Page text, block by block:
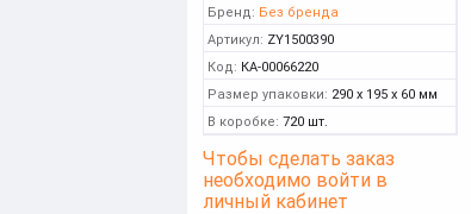
Бренд: Без бренда
Артикул: ZY1500390
Код: КА-00066220
Размер упаковки: 290 x 195 x 60 мм
В коробке: 720 шт.
Чтобы сделать заказ
необходимо войти в
личный кабинет